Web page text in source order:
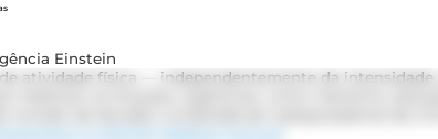
Einstein
atividade física — independentemente da
revisão de estudos conduzida por pesquisadores da